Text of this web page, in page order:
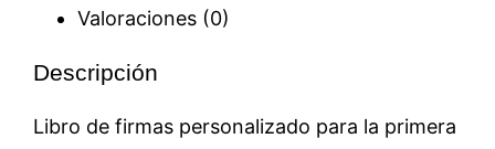
cantidadValoraciones (0)
Descripción
Libro de firmas personalizado para la primera